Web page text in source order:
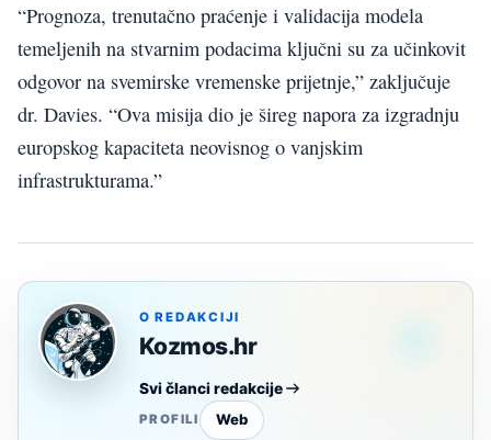
“Prognoza, trenutačno praćenje i validacija modela
temeljenih na stvarnim podacima ključni su za učinkovit
odgovor na svemirske vremenske prijetnje,” zaključuje
dr. Davies. “Ova misija dio je šireg napora za izgradnju
europskog kapaciteta neovisnog o vanjskim
infrastrukturama.”
O REDAKCIJI
Kozmos.hr
Svi članci redakcije
PROFILI Web